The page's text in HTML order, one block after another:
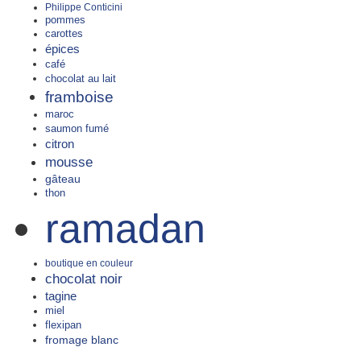
Philippe Conticini
pommes
carottes
épices
café
chocolat au lait
framboise
maroc
saumon fumé
citron
mousse
gâteau
thon
ramadan
boutique en couleur
chocolat noir
tagine
miel
flexipan
fromage blanc